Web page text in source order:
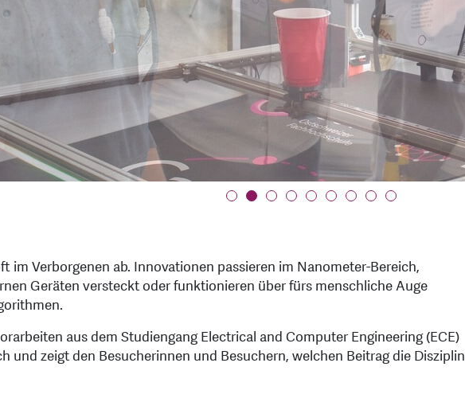
im Verborgenen ab. Innovationen passieren im Nanometer-Bereich,
Geräten versteckt oder funktionieren über fürs menschliche Auge
aus dem Studiengang Electrical and Computer Engineering (ECE)
und zeigt den Besucherinnen und Besuchern, welchen Beitrag die Disziplin